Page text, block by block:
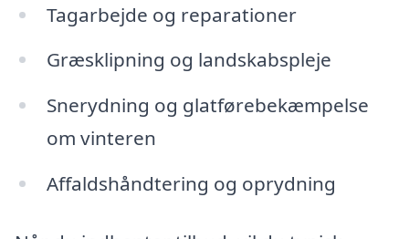
Tagarbejde og reparationer
Græsklipning og landskabspleje
Snerydning og glatførebekæmpelse
om vinteren
Affaldshåndtering og oprydning